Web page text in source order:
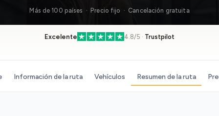
Más de 100 países · Precio fijo · Cancelación gratuita
Excelente 4.8/5 · Trustpilot
Información de la ruta Vehículos Resumen de la ruta